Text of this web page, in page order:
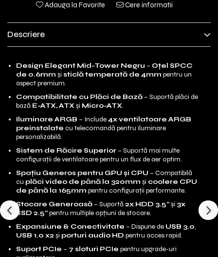
Adauga la Favorite Cere informatii
Descriere
Design Elegant Mid-Tower Negru – Oțel SPCC
de 0.6mm și sticlă temperată de 4mm pentru un
aspect premium.
Compatibilitate cu Plăci de Bază – Suportă plăci de
bază E-ATX, ATX și Micro-ATX.
Iluminare ARGB – Include4x ventilatoare ARGB
preinstalate cu telecomandă pentru iluminare
personalizabilă.
Sistem de Răcire Superior – Suportă mai multe
configurații de ventilatoare pentru un flux de aer optim.
Spațiu Generos pentru GPU și CPU – Compatibilă
cu plăci video de până la 320mm și coolere CPU
de până la 165mm pentru configurații performante.
Stocare Generoasă – Suportă 2x HDD 3.5”și 3x
SSD 2.5”pentru multiple opțiuni de stocare.
Expansiune & Conectivitate – Dispune de USB 3.0,
USB 1.0 x2 și porturi audio HD pentru acces rapid.
Suport PCIe – 7 sloturi PCIe pentru upgrade-uri